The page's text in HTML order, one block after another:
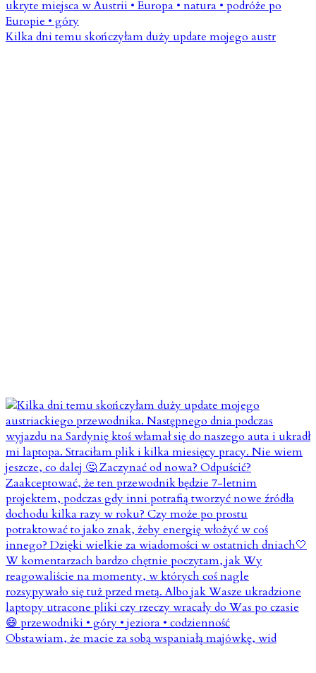
Kilka dni temu skończyłam duży update mojego austr
Obstawiam, że macie za sobą wspaniałą majówkę, wid